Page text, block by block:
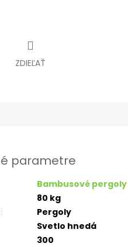
ZDIEĽAŤ
parametre
Bambusové pergoly
80 kg
Pergoly
Svetlo hnedá
300